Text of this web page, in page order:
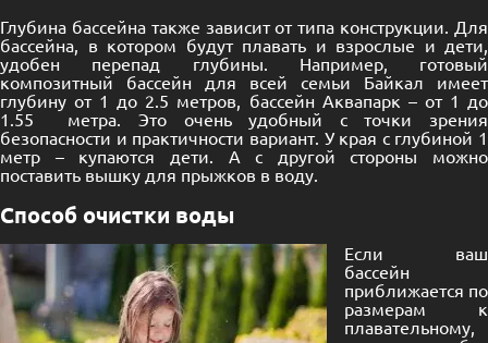
Глубина бассейна также зависит от типа конструкции. Для
бассейна, в котором будут плавать и взрослые и дети,
удобен перепад глубины. Например, готовый
композитный бассейн для всей семьи Байкал имеет
глубину от 1 до 2.5 метров, бассейн Аквапарк – от 1 до
1.55 метра. Это очень удобный с точки зрения
безопасности и практичности вариант. У края с глубиной 1
метр – купаются дети. А с другой стороны можно
поставить вышку для прыжков в воду.
Способ очистки воды
Если ваш
бассейн
приближается по
размерам к
плавательному,